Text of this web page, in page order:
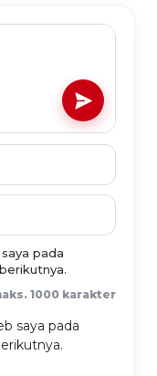
pada
1000 karakter
saya pada